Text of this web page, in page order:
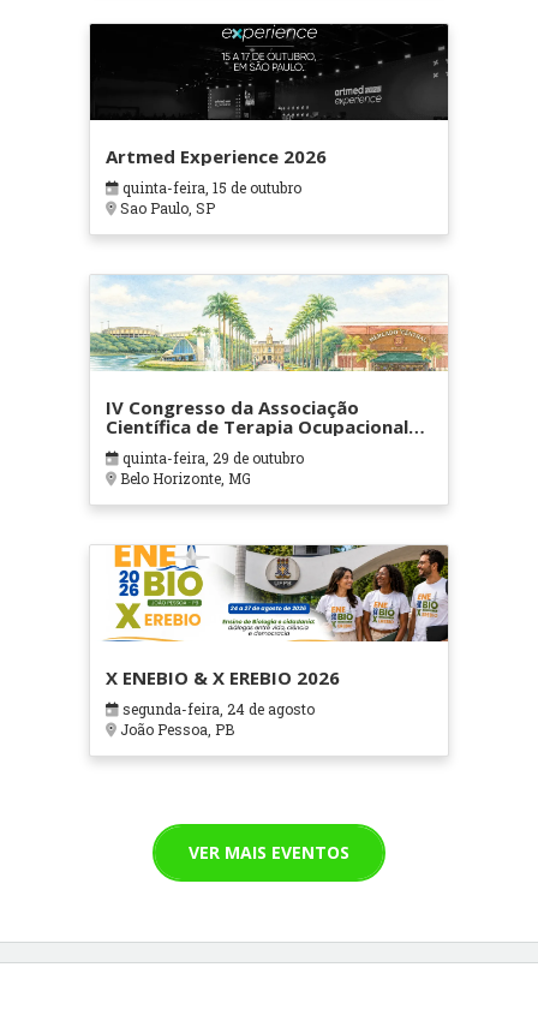
Artmed Experience 2026
quinta-feira, 15 de outubro
Sao Paulo, SP
IV Congresso da Associação
Científica de Terapia Ocupacional
em Contextos Hospitalares e
Cuidados Paliativos - ATOHOSP
quinta-feira, 29 de outubro
Belo Horizonte, MG
X ENEBIO & X EREBIO 2026
segunda-feira, 24 de agosto
João Pessoa, PB
VER MAIS EVENTOS